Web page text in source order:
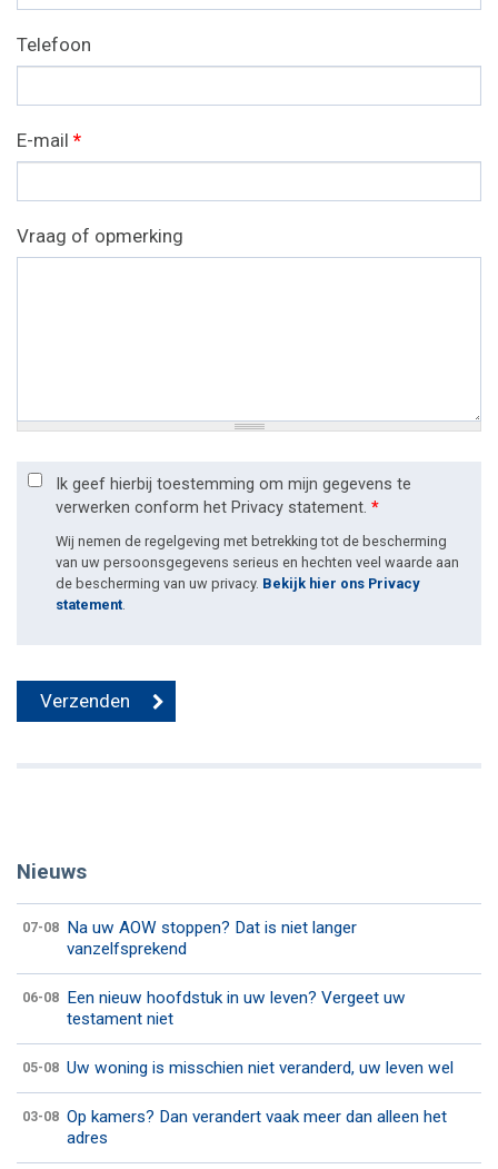
Telefoon
E-mail *
Vraag of opmerking
Ik geef hierbij toestemming om mijn gegevens te
verwerken conform het Privacy statement. *
Wij nemen de regelgeving met betrekking tot de bescherming
van uw persoonsgegevens serieus en hechten veel waarde aan
de bescherming van uw privacy. Bekijk hier ons Privacy
statement
Nieuws
07-08 Na uw AOW stoppen? Dat is niet langer
vanzelfsprekend
06-08 Een nieuw hoofdstuk in uw leven? Vergeet uw
testament niet
05-08 Uw woning is misschien niet veranderd, uw leven wel
03-08 Op kamers? Dan verandert vaak meer dan alleen het
adres